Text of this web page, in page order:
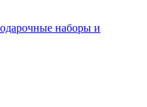
наборы и